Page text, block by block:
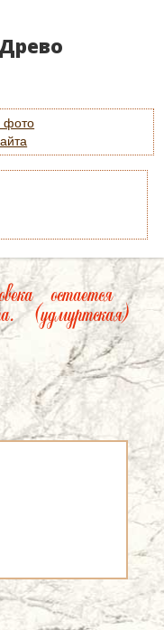
фото
остается
(удмуртская)